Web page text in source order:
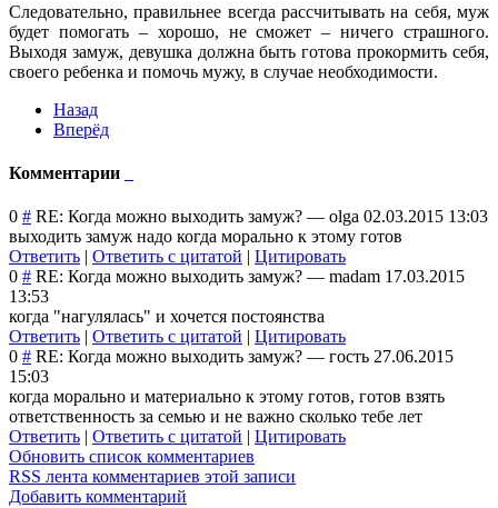
Следовательно, правильнее всегда рассчитывать на себя, муж
будет помогать – хорошо, не сможет – ничего страшного.
Выходя замуж, девушка должна быть готова прокормить себя,
своего ребенка и помочь мужу, в случае необходимости.
Назад
Вперёд
Комментарии
0 # RE: Когда можно выходить замуж? — olga 02.03.2015 13:03
выходить замуж надо когда морально к этому готов
Ответить | Ответить с цитатой | Цитировать
0 # RE: Когда можно выходить замуж? — madam 17.03.2015
13:53
когда "нагулялась" и хочется постоянства
Ответить | Ответить с цитатой | Цитировать
0 # RE: Когда можно выходить замуж? — гость 27.06.2015
15:03
когда морально и материально к этому готов, готов взять
ответственность за семью и не важно сколько тебе лет
Ответить | Ответить с цитатой | Цитировать
Обновить список комментариев
RSS лента комментариев этой записи
Добавить комментарий